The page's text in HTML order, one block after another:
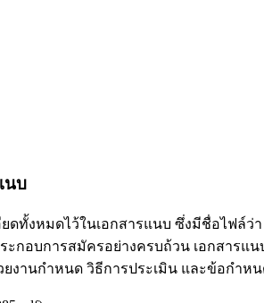
นบ
ดทั้งหมดไว้ในเอกสารแนบ ซึ่งมีชื่อไฟล์ว่า
กอบการสมัครอย่างครบถ้วน เอกสารแ
งานกำหนด วิธีการประเมิน และข้อกำห